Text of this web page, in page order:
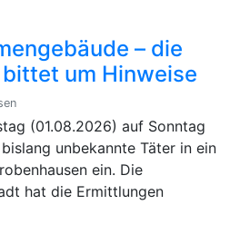
– die
um Hinweise
(01.08.2026) auf Sonntag
unbekannte Täter in ein
ein. Die
hat die Ermittlungen